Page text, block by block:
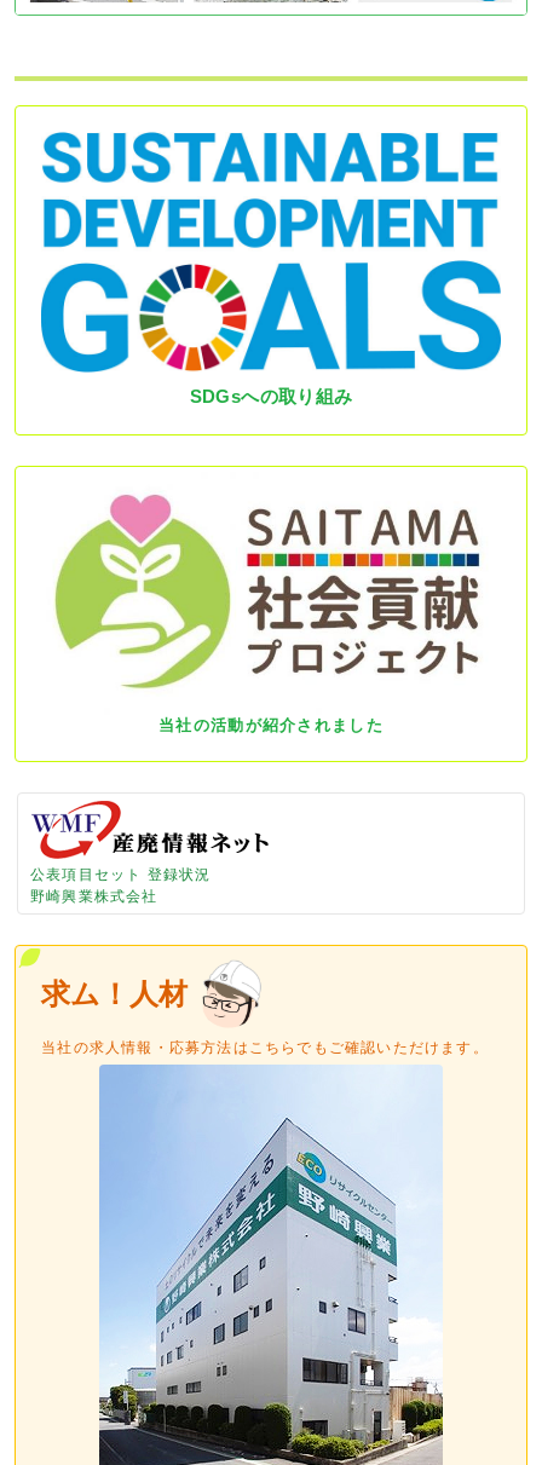
SDGsへの取り組み
当社の活動が紹介されました
公表項目セット 登録状況
野崎興業株式会社
求ム！人材
当社の求人情報・応募方法はこちらでもご確認いただけます。